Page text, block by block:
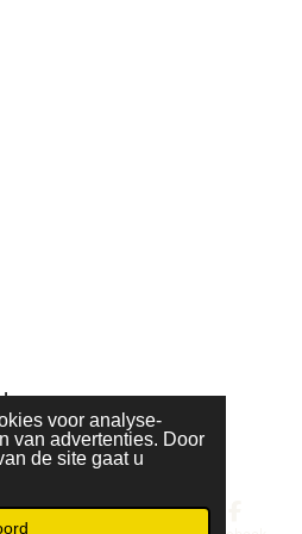
voor analyse-
van advertenties. Door
de site gaat u